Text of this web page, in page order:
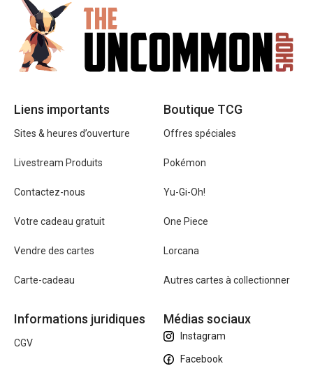
Liens importants
Sites & heures d’ouverture
Livestream Produits
Contactez-nous
Votre cadeau gratuit
Vendre des cartes
Carte-cadeau
Boutique TCG
Offres spéciales
Pokémon
Yu-Gi-Oh!
One Piece
Lorcana
Autres cartes à collectionner
Informations juridiques
CGV
Médias sociaux
Instagram
Facebook